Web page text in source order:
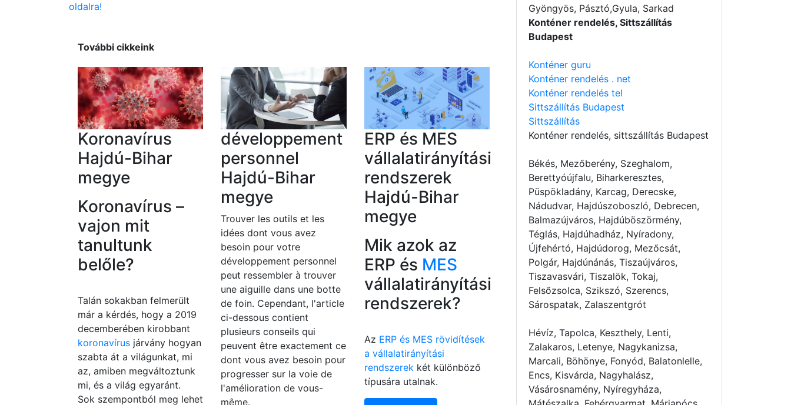
oldalra!
További cikkeink
Koronavírus
Hajdú-Bihar
megye
Koronavírus –
vajon mit
tanultunk
belőle?
Talán sokakban felmerült
már a kérdés, hogy a 2019
decemberében kirobbant
koronavírus járvány hogyan
szabta át a világunkat, mi
az, amiben megváltoztunk
mi, és a világ egyaránt.
Sok szempontból meg lehet
développement
personnel
Hajdú-Bihar
megye
Trouver les outils et les
idées dont vous avez
besoin pour votre
développement personnel
peut ressembler à trouver
une aiguille dans une botte
de foin. Cependant, l'article
ci-dessous contient
plusieurs conseils qui
peuvent être exactement ce
dont vous avez besoin pour
progresser sur la voie de
l'amélioration de vous-
même.
ERP és MES
vállalatirányítási
rendszerek
Hajdú-Bihar
megye
Mik azok az
ERP és MES
vállalatirányítási
rendszerek?
Az ERP és MES rövidítések
a vállalatirányítási
rendszerekkét különböző
típusára utalnak.
Gyöngyös, Pásztó,Gyula, Sarkad
Konténer rendelés, Sittszállítás
Budapest
Konténer guru
Konténer rendelés . net
Konténer rendelés tel
Sittszállítás Budapest
Sittszállítás
Konténer rendelés, sittszállítás Budapest
Békés, Mezőberény, Szeghalom,
Berettyóújfalu, Biharkeresztes,
Püspökladány, Karcag, Derecske,
Nádudvar, Hajdúszoboszló, Debrecen,
Balmazújváros, Hajdúböszörmény,
Téglás, Hajdúhadház, Nyíradony,
Újfehértó, Hajdúdorog, Mezőcsát,
Polgár, Hajdúnánás, Tiszaújváros,
Tiszavasvári, Tiszalök, Tokaj,
Felsőzsolca, Szikszó, Szerencs,
Sárospatak, Zalaszentgrót
Hévíz, Tapolca, Keszthely, Lenti,
Zalakaros, Letenye, Nagykanizsa,
Marcali, Böhönye, Fonyód, Balatonlelle,
Encs, Kisvárda, Nagyhalász,
Vásárosnamény, Nyíregyháza,